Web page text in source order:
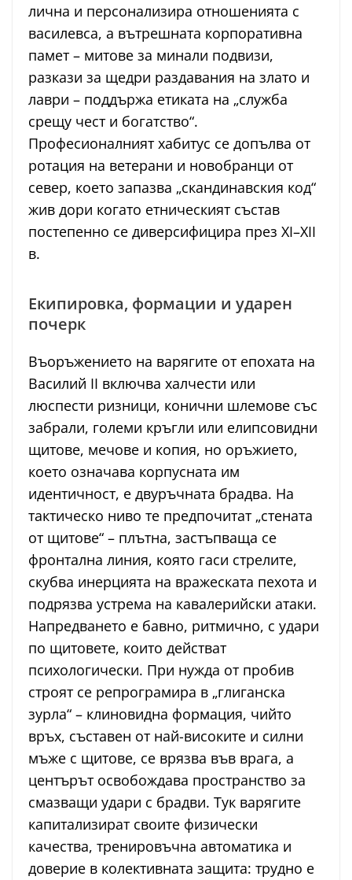
лична и персонализира отношенията с
василевса, а вътрешната корпоративна
памет – митове за минали подвизи,
разкази за щедри раздавания на злато и
лаври – поддържа етиката на „служба
срещу чест и богатство“.
Професионалният хабитус се допълва от
ротация на ветерани и новобранци от
север, което запазва „скандинавския код“
жив дори когато етническият състав
постепенно се диверсифицира през XI–XII
в.
Екипировка, формации и ударен
почерк
Въоръжението на варягите от епохата на
Василий II включва халчести или
люспести ризници, конични шлемове със
забрали, големи кръгли или елипсовидни
щитове, мечове и копия, но оръжието,
което означава корпусната им
идентичност, е двуръчната брадва. На
тактическо ниво те предпочитат „стената
от щитове“ – плътна, застъпваща се
фронтална линия, която гаси стрелите,
скубва инерцията на вражеската пехота и
подрязва устрема на кавалерийски атаки.
Напредването е бавно, ритмично, с удари
по щитовете, които действат
психологически. При нужда от пробив
строят се репрограмира в „глиганска
зурла“ – клиновидна формация, чийто
връх, съставен от най-високите и силни
мъже с щитове, се врязва във врага, а
центърът освобождава пространство за
смазващи удари с брадви. Тук варягите
капитализират своите физически
качества, тренировъчна автоматика и
доверие в колективната защита: трудно е